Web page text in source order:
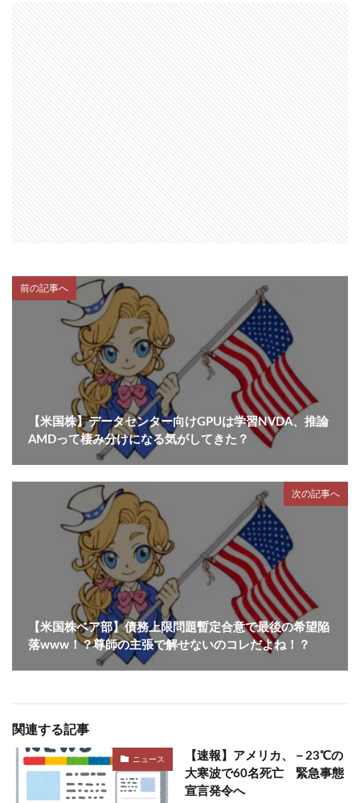
前の記事へ
【米国株】データセンター向けGPUは学習NVDA、推論
AMDって棲み分けになる気がしてきた？
次の記事へ
【米国株ベア部】債務上限問題暫定合意で最後の希望陥
落www！？尊師の主張で解せないのコレだよね！？
関連する記事
ニュース
【速報】アメリカ、－23℃の
大寒波で60名死亡 緊急事態
宣言発令へ